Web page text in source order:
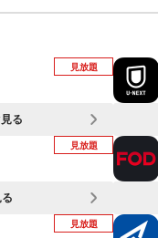
見放題
る
見放題
見放題